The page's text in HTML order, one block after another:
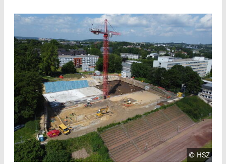
© HSZ